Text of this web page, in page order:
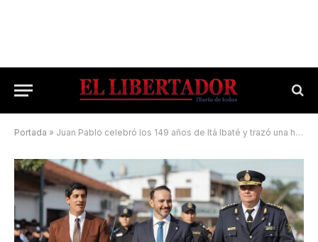
Portada » Juan Pablo celebró los 149 años de Itá Ibaté y trazó una hoja de ruta